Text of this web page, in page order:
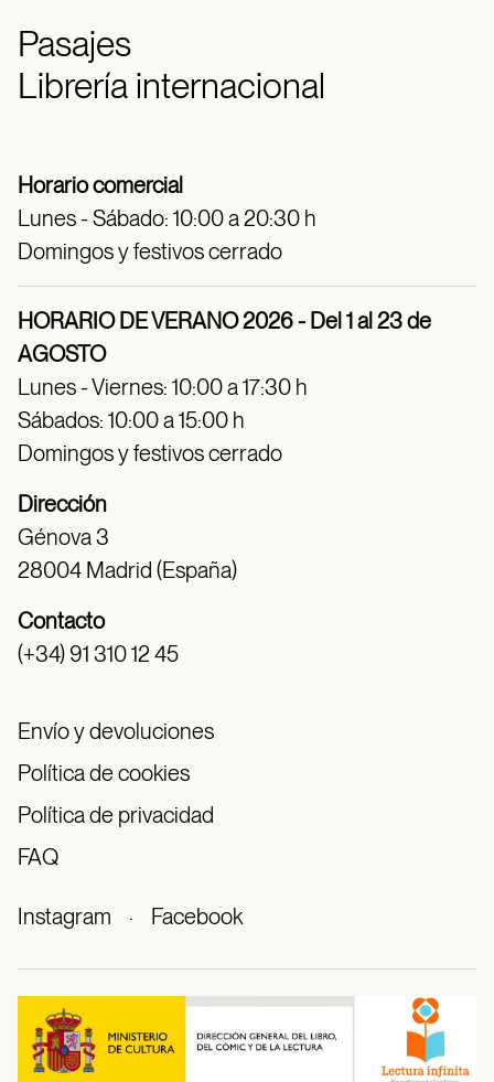
Pasajes
Librería internacional
Horario comercial
Lunes - Sábado: 10:00 a 20:30 h
Domingos y festivos cerrado
HORARIO DE VERANO 2026 - Del 1 al 23 de
AGOSTO
Lunes - Viernes: 10:00 a 17:30 h
Sábados: 10:00 a 15:00 h
Domingos y festivos cerrado
Dirección
Génova 3
28004 Madrid (España)
Contacto
(+34) 91 310 12 45
Envío y devoluciones
Política de cookies
Política de privacidad
FAQ
Instagram · Facebook